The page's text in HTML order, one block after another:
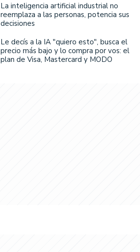
La inteligencia artificial industrial no
reemplaza a las personas, potencia sus
decisiones
Le decís a la IA "quiero esto", busca el
precio más bajo y lo compra por vos: el
plan de Visa, Mastercard y MODO